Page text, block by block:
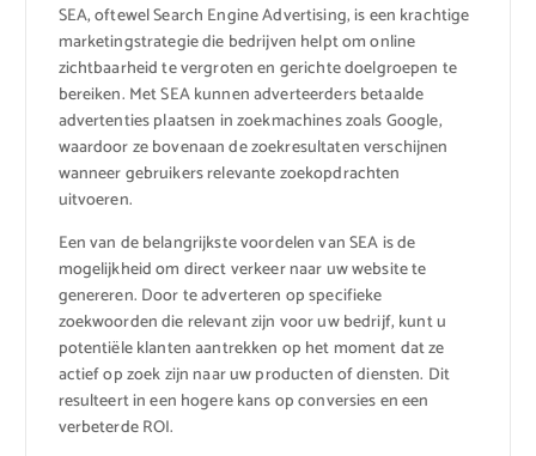
SEA, oftewel Search Engine Advertising, is een krachtige
marketingstrategie die bedrijven helpt om online
zichtbaarheid te vergroten en gerichte doelgroepen te
bereiken. Met SEA kunnen adverteerders betaalde
advertenties plaatsen in zoekmachines zoals Google,
waardoor ze bovenaan de zoekresultaten verschijnen
wanneer gebruikers relevante zoekopdrachten
uitvoeren.
Een van de belangrijkste voordelen van SEA is de
mogelijkheid om direct verkeer naar uw website te
genereren. Door te adverteren op specifieke
zoekwoorden die relevant zijn voor uw bedrijf, kunt u
potentiële klanten aantrekken op het moment dat ze
actief op zoek zijn naar uw producten of diensten. Dit
resulteert in een hogere kans op conversies en een
verbeterde ROI.